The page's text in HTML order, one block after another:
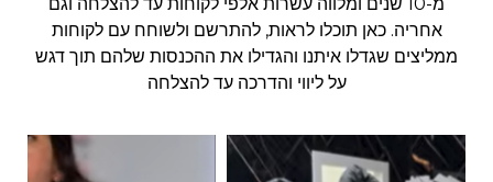
אחריה. כאן תוכלו לראות, להתרשם ולשוחח עם לקוחות
ממליצים שגדלו איתנו והגדילו את ההכנסות שלהם תוך דגש
על ליווי והדרכה עד להצלחה